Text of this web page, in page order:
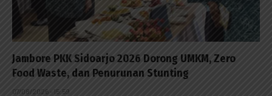
Jambore PKK Sidoarjo 2026 Dorong UMKM, Zero
Food Waste, dan Penurunan Stunting
07/08/2026 - 15:59